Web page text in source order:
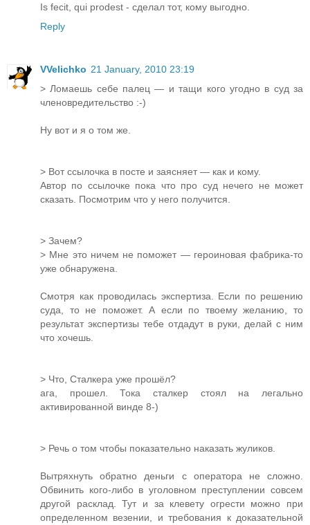
Is fecit, qui prodest - сделал тот, кому выгодно.
Reply
VVelichko 21 January, 2010 23:19
> Ломаешь себе палец — и тащи кого угодно в суд за
членовредительство :-)
Ну вот и я о том же.
> Вот ссылочка в посте и заясняет — как и кому.
Автор по ссылочке пока что про суд нечего не может
сказать. Посмотрим что у него получится.
> Зачем?
> Мне это ничем не поможет — героиновая фабрика-то
уже обнаружена.
Смотря как проводилась экспертиза. Если по решению
суда, то не поможет. А если по твоему желанию, то
результат экспертизы тебе отдадут в руки, делай с ним
что хочешь.
> Что, Сталкера уже прошёл?
ага, прошел. Тока сталкер стоял на легально
активированной винде 8-)
> Речь о том чтобы показательно наказать жуликов.
Вытряхнуть обратно деньги с оператора не сложно.
Обвинить кого-либо в уголовном преступлении совсем
другой расклад. Тут и за клевету огрести можно при
определенном везении, и требования к доказательной